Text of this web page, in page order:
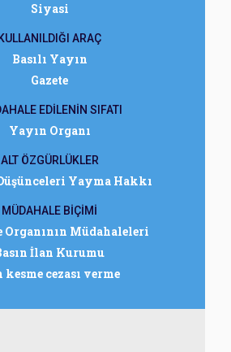
Siyasi
KULLANILDIĞI ARAÇ
Basılı Yayın
Gazete
EDİLENİN SIFATI
Yayın Organı
ALT ÖZGÜRLÜKLER
Yayma Hakkı
MÜDAHALE BİÇİMİ
Organının Müdahaleleri
İlan Kurumu
kesme cezası verme